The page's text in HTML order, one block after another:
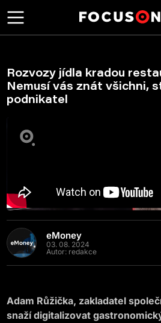
Rozvozy jídla kradou
Nemusí vás znát všichni,
podnikatel
eMoney
03. 08. 2024
Autor: redakce
Adam Růžička, zakladatel
snaží digitalizovat